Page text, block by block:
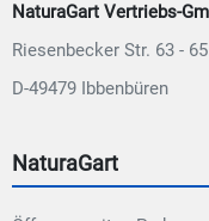
NaturaGart Vertriebs-
Riesenbecker Str. 63 - 65
D-49479 Ibbenbüren
NaturaGart